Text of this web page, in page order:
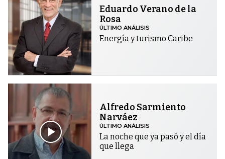
Eduardo Verano de la
Rosa
ÚLTIMO ANÁLISIS
Energía y turismo Caribe
Alfredo Sarmiento
Narváez
ÚLTIMO ANÁLISIS
La noche que ya pasó y el día
que llega